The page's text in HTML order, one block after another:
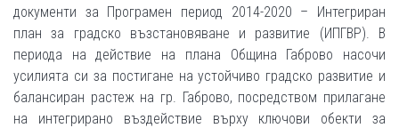
документи за Програмен период 2014-2020 – Интегриран
план за градско възстановяване и развитие (ИПГВР). В
периода на действие на плана Община Габрово насочи
усилията си за постигане на устойчиво градско развитие и
балансиран растеж на гр. Габрово, посредством прилагане
на интегрирано въздействие върху ключови обекти за